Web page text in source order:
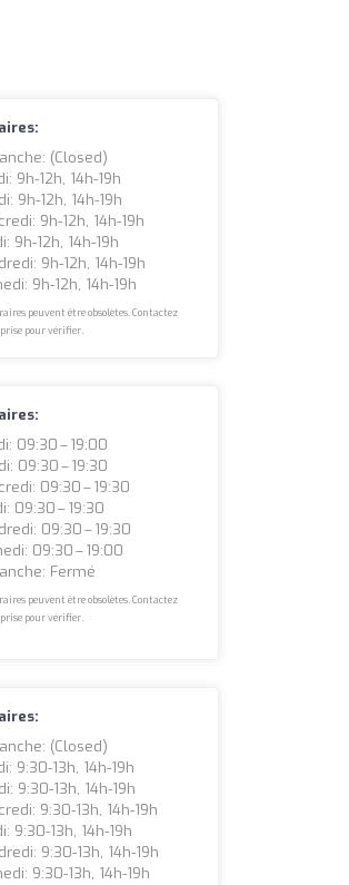
(closed)
9h-12h, 14h-19h
9h-12h, 14h-19h
9h-12h, 14h-19h
9h-12h, 14h-19h
9h-12h, 14h-19h
9h-12h, 14h-19h
peuvent être obsolètes. Contactez
pour vérifier.
09:30 – 19:00
09:30 – 19:30
09:30 – 19:30
09:30 – 19:30
09:30 – 19:30
09:30 – 19:00
Fermé
peuvent être obsolètes. Contactez
pour vérifier.
(closed)
9:30-13h, 14h-19h
9:30-13h, 14h-19h
9:30-13h, 14h-19h
9:30-13h, 14h-19h
9:30-13h, 14h-19h
9:30-13h, 14h-19h